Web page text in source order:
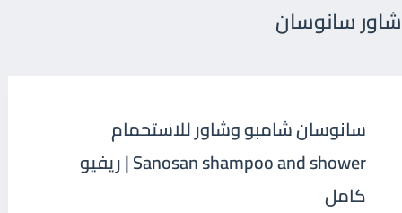
شاور سانوسان
سانوسان شامبو وشاور للاستحمام
Sanosan shampoo and shower | ريفيو
كامل